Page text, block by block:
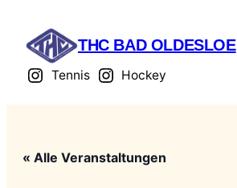
THC BAD OLDESLOE
Tennis Hockey
« Alle Veranstaltungen